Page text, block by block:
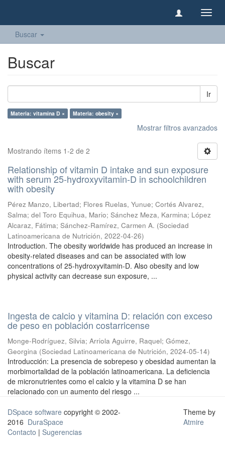
Buscar
Buscar
Ir
Materia: vitamina D × Materia: obesity ×
Mostrar filtros avanzados
Mostrando ítems 1-2 de 2
Relationship of vitamin D intake and sun exposure
with serum 25-hydroxyvitamin-D in schoolchildren
with obesity
Pérez Manzo, Libertad; Flores Ruelas, Yunue; Cortés Alvarez,
Salma; del Toro Equihua, Mario; Sánchez Meza, Karmina; López
Alcaraz, Fátima; Sánchez-Ramírez, Carmen A. (Sociedad
Latinoamericana de Nutrición, 2022-04-26)
Introduction. The obesity worldwide has produced an increase in
obesity-related diseases and can be associated with low
concentrations of 25-hydroxyvitamin-D. Also obesity and low
physical activity can decrease sun exposure, ...
Ingesta de calcio y vitamina D: relación con exceso
de peso en población costarricense
Monge-Rodríguez, Silvia; Arriola Aguirre, Raquel; Gómez,
Georgina (Sociedad Latinoamericana de Nutrición, 2024-05-14)
Introducción: La presencia de sobrepeso y obesidad aumentan la
morbimortalidad de la población latinoamericana. La deficiencia
de micronutrientes como el calcio y la vitamina D se han
relacionado con un aumento del riesgo ...
DSpace software copyright © 2002-
2016 DuraSpace
Contacto | Sugerencias
Theme by
Atmire